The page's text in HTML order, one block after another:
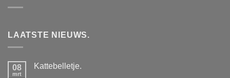
LAATSTE NIEUWS.
08
mrt
Kattebelletje.